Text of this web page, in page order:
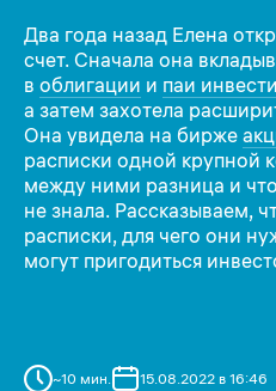
Два года назад Елена
счет. Сначала она
в облигации и паи
а затем захотела
Она увидела на бирже
расписки одной крупной
между ними разница и
не знала. Рассказываем,
расписки, для чего они
могут пригодиться
~10 мин. 15.08.2022 в 16:46